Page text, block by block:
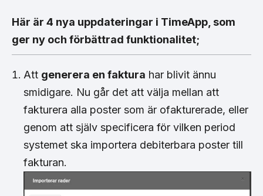
Här är 4 nya uppdateringar i TimeApp, som
ger ny och förbättrad funktionalitet;
Att generera en faktura har blivit ännu
smidigare. Nu går det att välja mellan att
fakturera alla poster som är ofakturerade, eller
genom att själv specificera för vilken period
systemet ska importera debiterbara poster till
fakturan.